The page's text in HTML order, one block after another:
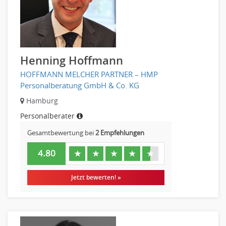
Altenpflege, Betreuungsberufe
Anästhesie und Intensivpflege
Ergotherapie
Gesundheits- und Kinderkrankenpflege
Gesundheits- und Krankenpflege
Hebamme, Entbindungshelfer
Heilerziehungspfleger
Logopädie
Pflegehelfer
Physiotherapie
Sanitätsdienst, ambulanter Dienst
Strahlentherapie
Außendienst
Immobilienmakler
Henning Hoffmann
HOFFMANN MELCHER PARTNER – HMP
Personalberatung GmbH & Co. KG
Hamburg
Personalberater
Gesamtbewertung bei2 Empfehlungen
4.80 ★ ★ ★ ★ ★
Jetzt bewerten! »